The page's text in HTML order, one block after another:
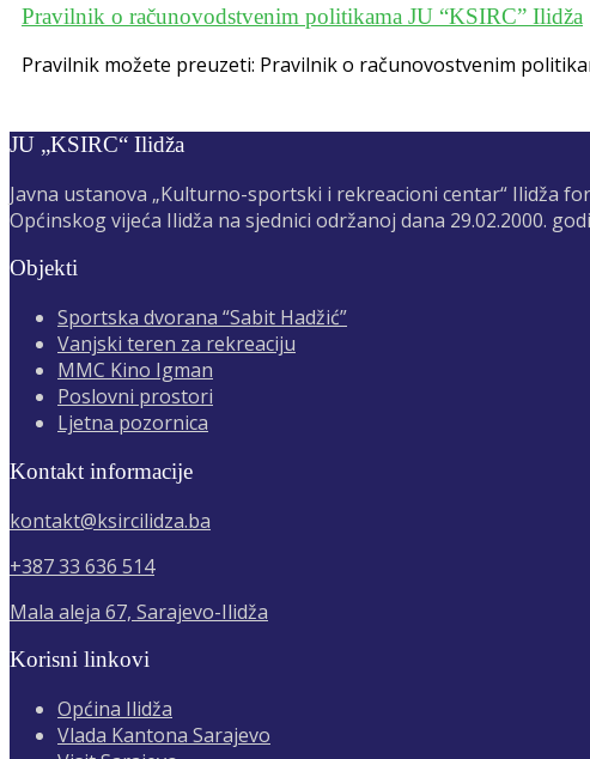
Pravilnik o računovodstvenim politikama JU “KSIRC” Ilidža
Pravilnik možete preuzeti: Pravilnik o računovostvenim
JU „KSIRC“ Ilidža
Javna ustanova „Kulturno-sportski i rekreacioni centar“ Ilidža
Općinskog vijeća Ilidža na sjednici održanoj dana 29.02.2000.
Objekti
Sportska dvorana “Sabit Hadžić”
Vanjski teren za rekreaciju
MMC Kino Igman
Poslovni prostori
Ljetna pozornica
Kontakt informacije
kontakt@ksircilidza.ba
+387 33 636 514
Mala aleja 67, Sarajevo-Ilidža
Korisni linkovi
Općina Ilidža
Vlada Kantona Sarajevo